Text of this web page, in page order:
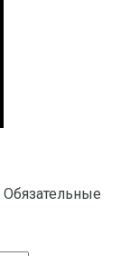
Обязательные